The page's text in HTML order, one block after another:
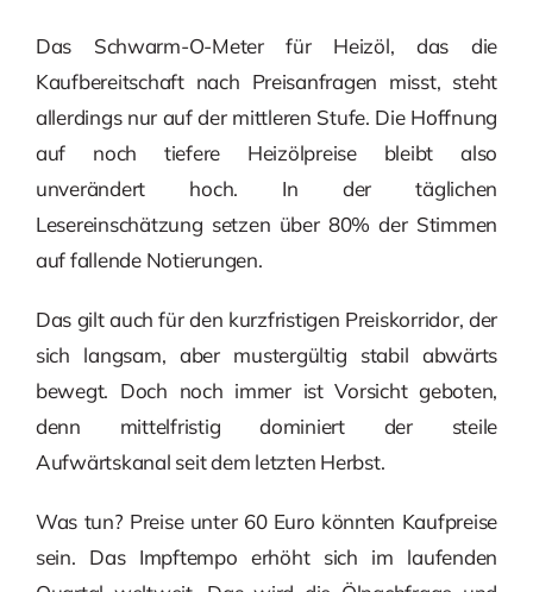
Das Schwarm-O-Meter für Heizöl, das die
Kaufbereitschaft nach Preisanfragen misst, steht
allerdings nur auf der mittleren Stufe. Die Hoffnung
auf noch tiefere Heizölpreise bleibt also
unverändert hoch. In der täglichen
Lesereinschätzung setzen über 80% der Stimmen
auf fallende Notierungen.
Das gilt auch für den kurzfristigen Preiskorridor, der
sich langsam, aber mustergültig stabil abwärts
bewegt. Doch noch immer ist Vorsicht geboten,
denn mittelfristig dominiert der steile
Aufwärtskanal seit dem letzten Herbst.
Was tun? Preise unter 60 Euro könnten Kaufpreise
sein. Das Impftempo erhöht sich im laufenden